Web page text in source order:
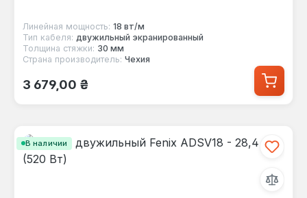
Линейная мощность: 18 вт/м
Тип кабеля: двужильный экранированный
Толщина стяжки: 30 мм
Страна производитель: Чехия
Обычная цена:
3 679,00 ₴
В наличии